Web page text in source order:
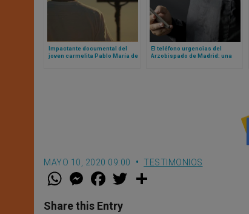
Impactante documental del
joven carmelita Pablo María de
El teléfono urgencias del
Arzobispado de Madrid: una
MAYO 10, 2020 09:00 TESTIMONIOS
W
t
M
e
s
F
a
e
w
Share this Entry